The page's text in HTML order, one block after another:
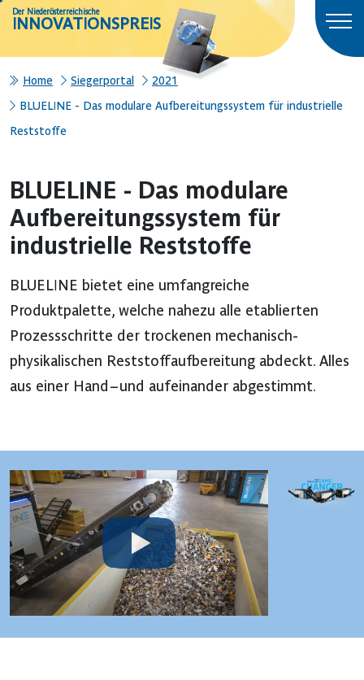
Der Niederösterreichische
INNOVATIONSPREIS
Home Siegerportal
2021
BLUELINE - Das modulare Aufbereitungssystem für industrielle
Reststoffe
BLUELINE - Das modulare
Aufbereitungssystem für
industrielle Reststoffe
BLUELINE bietet eine umfangreiche
Produktpalette, welche nahezu alle etablierten
Prozessschritte der trockenen mechanisch-
physikalischen Reststoffaufbereitung abdeckt. Alles
aus einer Hand – und aufeinander abgestimmt.